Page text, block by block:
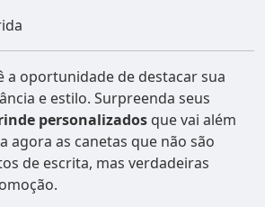
a oportunidade de destacar sua
e estilo. Surpreenda seus
personalizados que vai além
agora as canetas que não são
de escrita, mas verdadeiras